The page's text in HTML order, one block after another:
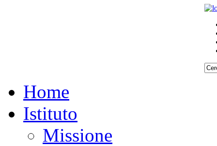
Home
Istituto
Missione